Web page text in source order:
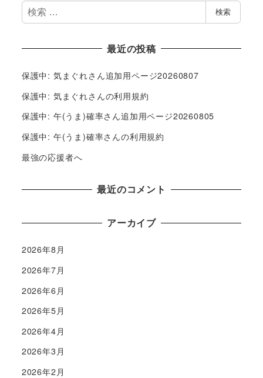
検
索
検索
最近の投稿
保護中: 気まぐれさん追加用ページ20260807
保護中: 気まぐれさんの利用規約
保護中: 午(うま)確率さん追加用ページ20260805
保護中: 午(うま)確率さんの利用規約
最強の応援者へ
最近のコメント
アーカイブ
2026年8月
2026年7月
2026年6月
2026年5月
2026年4月
2026年3月
2026年2月